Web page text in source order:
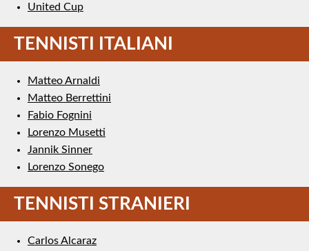
United Cup
TENNISTI ITALIANI
Matteo Arnaldi
Matteo Berrettini
Fabio Fognini
Lorenzo Musetti
Jannik Sinner
Lorenzo Sonego
TENNISTI STRANIERI
Carlos Alcaraz